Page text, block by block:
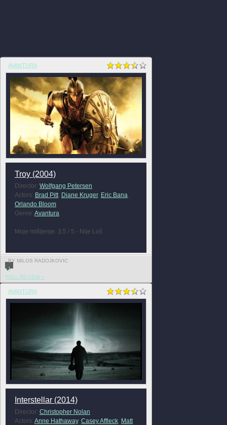
AVANTURA
Troy (2004)
Director: Wolfgang Petersen
Actors: Brad Pitt, Diane Kruger, Eric Bana
Orlando Bloom
Genre: Avantura
Moje mišljenje: 3.5 / 5 - Nije Loš
BY MILOS RADOJKOVIC
1
FULL REVIEW »
AVANTURA
Interstellar (2014)
Director: Christopher Nolan
Actors: Anne Hathaway, Casey Affleck, Matt